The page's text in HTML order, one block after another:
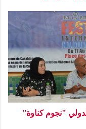
"نجوم كناوة''